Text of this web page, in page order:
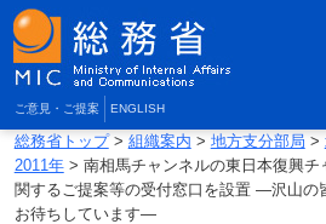
ご意見・ご提案 ENGLISH
総務省トップ> 組織案内 > 地方支分部局 >
2011年> 南相馬チャンネルの東日本復興チ
関するご提案等の受付窓口を設置 ―沢山の
お待ちしています―